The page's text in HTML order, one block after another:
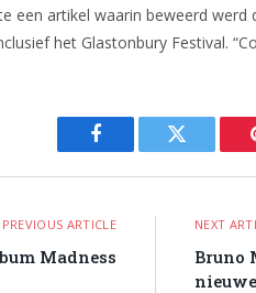
een artikel waarin beweerd
het Glastonbury Festival.
Facebook Twitter
PREVIOUS ARTICLE
Madness
NEXT
Bruno